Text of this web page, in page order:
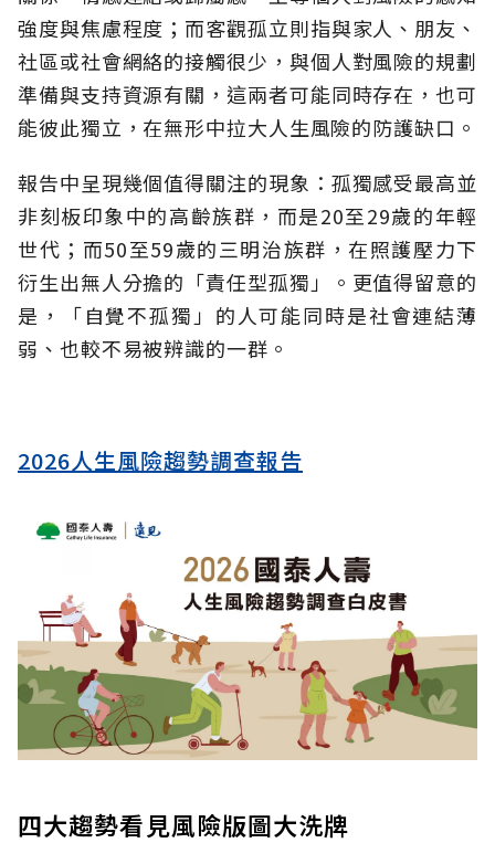
強度與焦慮程度；而客觀孤立則指與家人、朋友、
社區或社會網絡的接觸很少，與個人對風險的規劃
準備與支持資源有關，這兩者可能同時存在，也可
能彼此獨立，在無形中拉大人生風險的防護缺口。
報告中呈現幾個值得關注的現象：孤獨感受最高並
非刻板印象中的高齡族群，而是20至29歲的年輕
世代；而50至59歲的三明治族群，在照護壓力下
衍生出無人分擔的「責任型孤獨」。更值得留意的
是，「自覺不孤獨」的人可能同時是社會連結薄
弱、也較不易被辨識的一群。
2026人生風險趨勢調查報告
四大趨勢看見風險版圖大洗牌